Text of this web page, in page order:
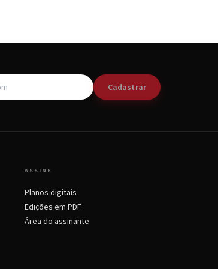
Cadastrar
ASSINE
Planos digitais
Edições em PDF
Área do assinante